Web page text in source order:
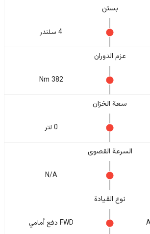
بستن
4 سلندر
عزم الدوران
382 Nm
سعة الخزان
0 لتر
السرعة القصوى
N/A
نوع القيادة
FWD دفع أمامي